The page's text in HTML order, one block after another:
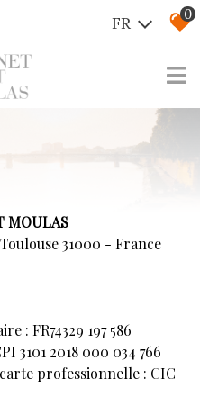
FR 0
MOULAS
31000 - France
: FR74329 197 586
3101 2018 000 034 766
professionnelle : CIC